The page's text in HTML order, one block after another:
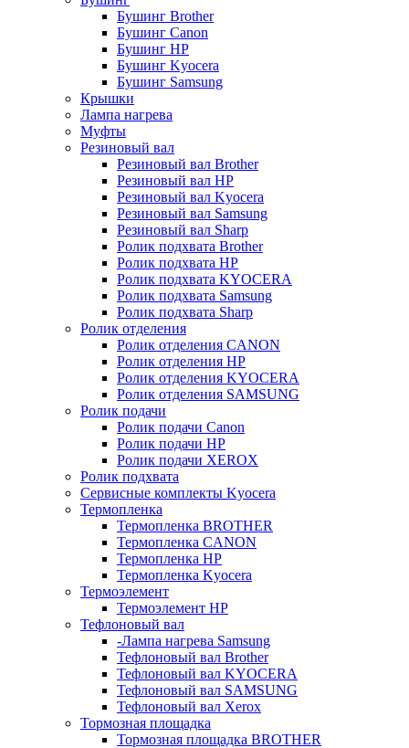
Бушинг Brother
Бушинг Canon
Бушинг HP
Бушинг Kyocera
Бушинг Samsung
Крышки
Лампа нагрева
Муфты
Резиновый вал
Резиновый вал Brother
Резиновый вал HP
Резиновый вал Kyocera
Резиновый вал Samsung
Резиновый вал Sharp
Ролик подхвата Brother
Ролик подхвата HP
Ролик подхвата KYOCERA
Ролик подхвата Samsung
Ролик подхвата Sharp
Ролик отделения
Ролик отделения CANON
Ролик отделения HP
Ролик отделения KYOCERA
Ролик отделения SAMSUNG
Ролик подачи
Ролик подачи Canon
Ролик подачи HP
Ролик подачи XEROX
Ролик подхвата
Сервисные комплекты Kyocera
Термопленка
Термопленка BROTHER
Термопленка CANON
Термопленка HP
Термопленка Kyocera
Термоэлемент
Термоэлемент НР
Тефлоновый вал
-Лампа нагрева Samsung
Тефлоновый вал Brother
Тефлоновый вал KYOCERA
Тефлоновый вал SAMSUNG
Тефлоновый вал Xerox
Тормозная площадка
Тормозная площадка BROTHER